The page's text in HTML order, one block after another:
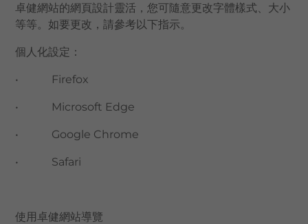
立即預約
語言
卓健網站的網頁設計靈活，您可隨意更改字體樣式、大小
等等。如要更改，請參考以下指示。
個人化設定：
• Firefox
• Microsoft Edge
• Google Chrome
• Safari
使用卓健網站導覽